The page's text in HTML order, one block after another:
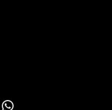
WhatsApp